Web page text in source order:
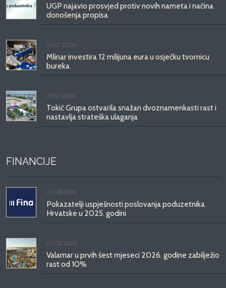
UGP najavio prosvjed protiv novih nameta i načina
donošenja propisa
29.07.2026.
Mlinar investira 12 milijuna eura u osječku tvornicu
bureka
29.07.2026.
Tokić Grupa ostvarila snažan dvoznamenkasti rast i
nastavlja strateška ulaganja
FINANCIJE
07.08.2026.
Pokazatelji uspješnosti poslovanja poduzetnika
Hrvatske u 2025. godini
07.08.2026.
Valamar u prvih šest mjeseci 2026. godine zabilježio
rast od 10%